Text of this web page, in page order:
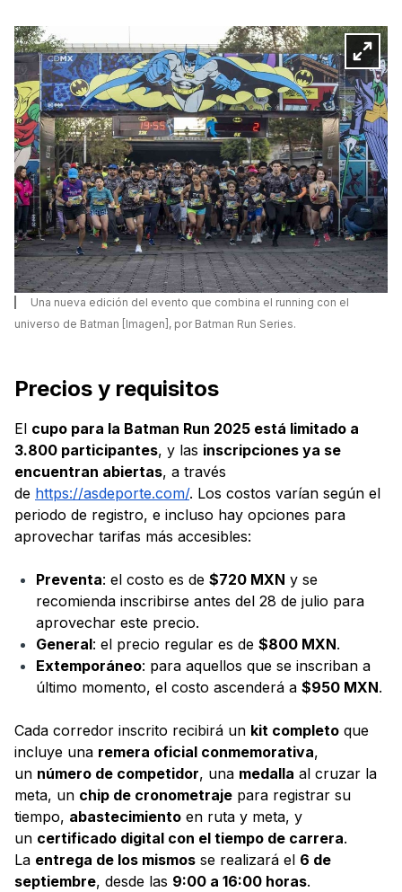
Una nueva edición del evento que combina el running con el
universo de Batman [Imagen], por Batman Run Series.
Precios y requisitos
El cupo para la Batman Run 2025 está limitado a
3.800 participantes, y las inscripciones ya se
encuentran abiertas, a través
de https://asdeporte.com/. Los costos varían según el
periodo de registro, e incluso hay opciones para
aprovechar tarifas más accesibles:
Preventa: el costo es de $720 MXN y se
recomienda inscribirse antes del 28 de julio para
aprovechar este precio.
General: el precio regular es de $800 MXN.
Extemporáneo: para aquellos que se inscriban a
último momento, el costo ascenderá a $950 MXN.
Cada corredor inscrito recibirá un kit completo que
incluye una remera oficial conmemorativa,
un número de competidor, una medalla al cruzar la
meta, un chip de cronometraje para registrar su
tiempo, abastecimiento en ruta y meta, y
un certificado digital con el tiempo de carrera.
La entrega de los mismos se realizará el 6 de
septiembre, desde las 9:00 a 16:00 horas.